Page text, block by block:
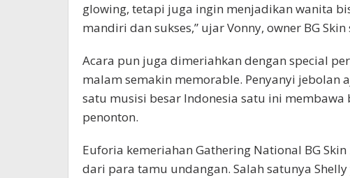
glowing, tetapi juga ingin menjadikan wanita
mandiri dan sukses,” ujar Vonny, owner BG
Acara pun juga dimeriahkan dengan special
malam semakin memorable. Penyanyi jebolan
satu musisi besar Indonesia satu ini
penonton.
Euforia kemeriahan Gathering National BG
dari para tamu undangan. Salah satunya